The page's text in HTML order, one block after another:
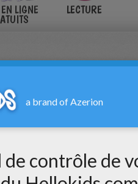
LIGNE LECTURE